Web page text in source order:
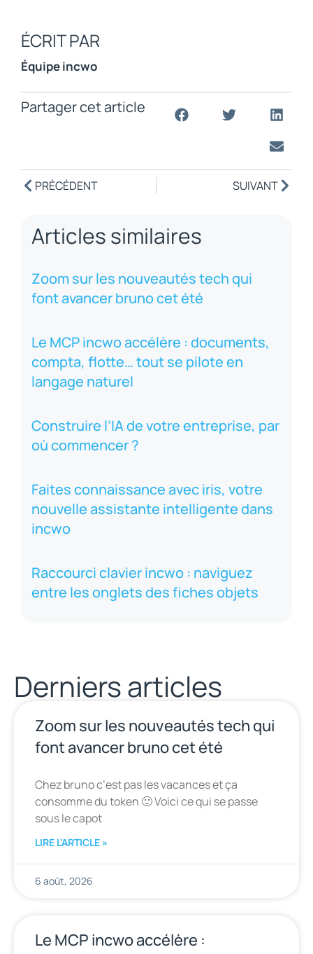
Articles similaires
Zoom sur les nouveautés tech qui
font avancer bruno cet été
Le MCP incwo accélère : documents,
compta, flotte… tout se pilote en
langage naturel
Construire l’IA de votre entreprise, par
où commencer ?
Faites connaissance avec iris, votre
nouvelle assistante intelligente dans
incwo
Raccourci clavier incwo : naviguez
entre les onglets des fiches objets
ÉCRIT PAR
Équipe incwo
Partager cet article
PRÉCÉDENT SUIVANT
Derniers articles
Zoom sur les nouveautés tech qui
font avancer bruno cet été
Chez bruno c’est pas les vacances et ça
consomme du token 🙂 Voici ce qui se passe
sous le capot
LIRE L'ARTICLE »
6 août, 2026
Le MCP incwo accélère :